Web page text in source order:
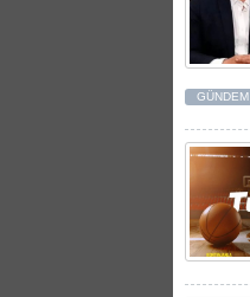
GÜNDEM